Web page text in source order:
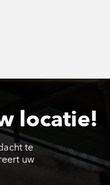
locatie!
te
uw